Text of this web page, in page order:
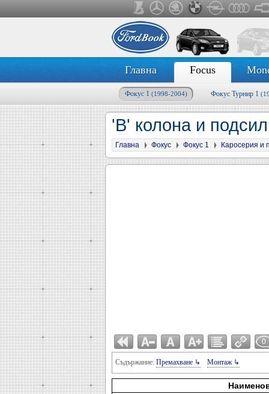
Главна Focus
Фокус 1 (1998-2004) Фокус Турнир 1
'B' колона и
Главна Фокус Фокус 1 Каросерия и
0
Съдържание: Премахване ↳ Монтаж ↳